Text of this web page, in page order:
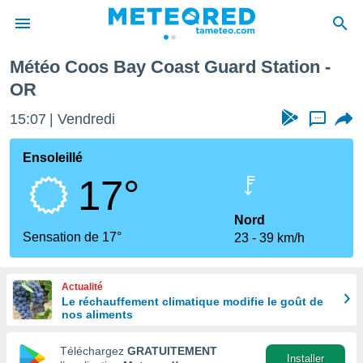
de
a
par
en
Météo Coos Bay Coast Guard Station -
OR
15:07 Vendredi ...
Ensoleillé
17°
Sensation de 17°
Nord
23
39 km/h
Actualité
Le réchauffement climatique modifie le goût de
nos aliments
Téléchargez GRATUITEMENT
Installer